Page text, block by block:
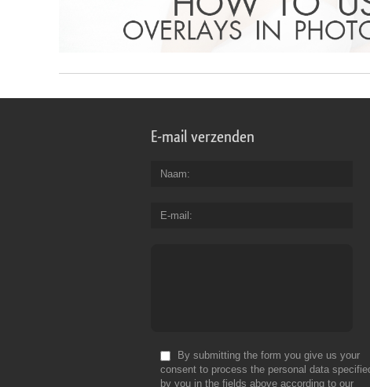
E-mail verzenden
Naam
E-mail
By submitting the form you give us your
consent to process the personal data
by you in the fields above according to our